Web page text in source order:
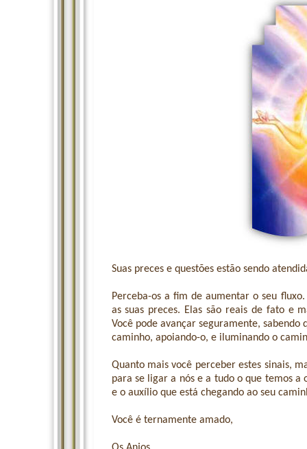
Suas preces e questões estão sendo
Perceba-os a fim de aumentar o seu
as suas preces. Elas são reais de fato e
Você pode avançar seguramente, sabendo
caminho, apoiando-o, e iluminando o
Quanto mais você perceber estes sinais,
para se ligar a nós e a tudo o que temos
e o auxílio que está chegando ao seu
Você é ternamente amado,